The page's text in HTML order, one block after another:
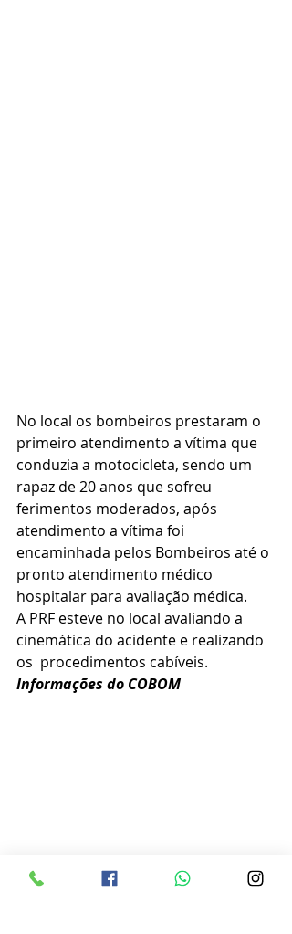
No local os bombeiros prestaram o
primeiro atendimento a vítima que
conduzia a motocicleta, sendo um
rapaz de 20 anos que sofreu
ferimentos moderados, após
atendimento a vítima foi
encaminhada pelos Bombeiros até o
pronto atendimento médico
hospitalar para avaliação médica.
A PRF esteve no local avaliando a
cinemática do acidente e realizando
os  procedimentos cabíveis.
Informações do COBOM